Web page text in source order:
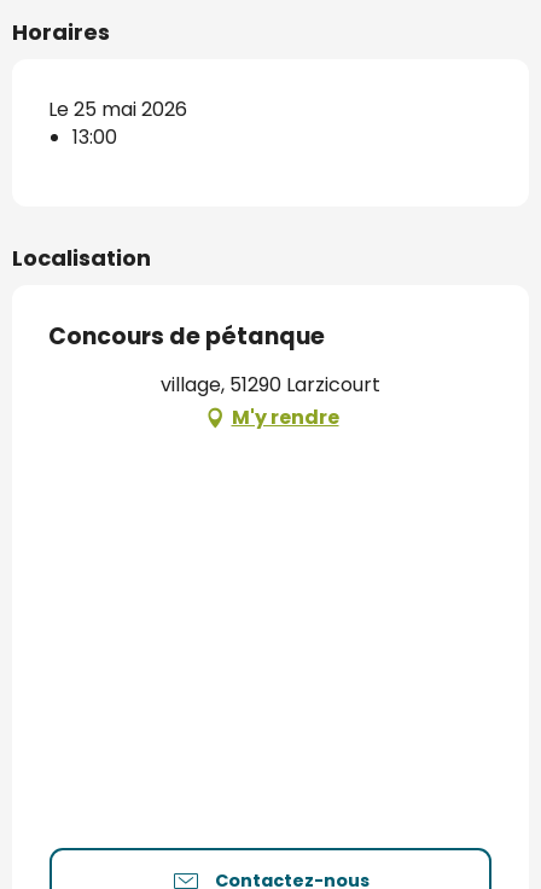
Horaires
Le 25 mai 2026
13:00
Localisation
Concours de pétanque
village, 51290 Larzicourt
M'y rendre
Contactez-nous